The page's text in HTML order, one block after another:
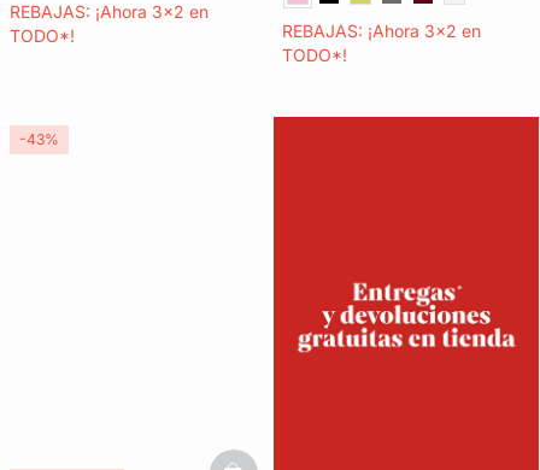
REBAJAS: ¡Ahora 3x2 en
TODO*!
REBAJAS: ¡Ahora 3x2 en
TODO*!
-43%